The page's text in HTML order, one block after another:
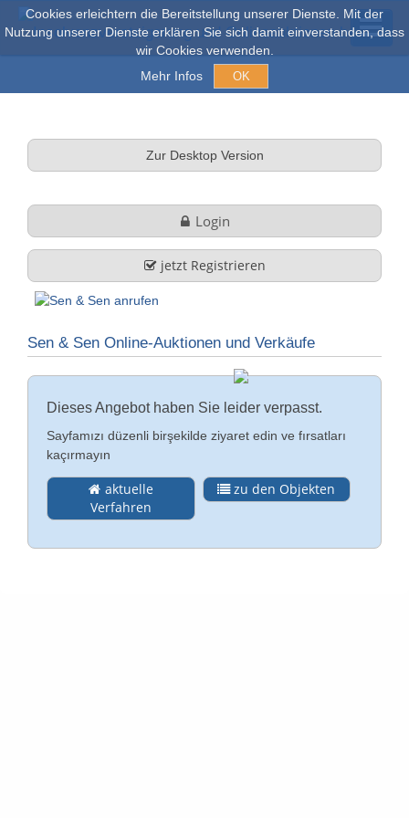
Cookies erleichtern die Bereitstellung unserer Dienste. Mit der
Nutzung unserer Dienste erklären Sie sich damit einverstanden, dass
wir Cookies verwenden.
Mehr Infos
OK
tüm nesneler
Şirket profili
İlişki
Künye (DE)
FAQ
Almanca
English
Zur Desktop Version
Login
jetzt Registrieren
Sen & Sen Online-Auktionen und Verkäufe
Dieses Angebot haben Sie leider verpasst.
Sayfamızı düzenli birşekilde ziyaret edin ve fırsatları
kaçırmayın
aktuelle
Verfahren
zu den Objekten